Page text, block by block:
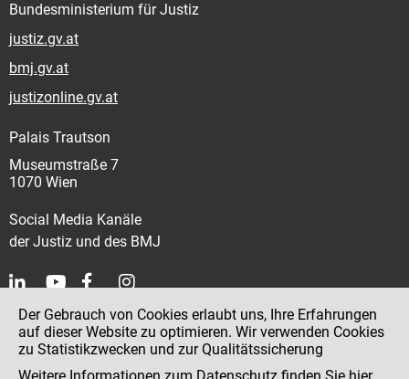
Bundesministerium für Justiz
justiz.gv.at
bmj.gv.at
justizonline.gv.at
Palais Trautson
Museumstraße 7
1070 Wien
Social Media Kanäle
der Justiz und des BMJ
Kontakt
Impressum
Der Gebrauch von Cookies erlaubt uns, Ihre Erfahrungen
auf dieser Website zu optimieren. Wir verwenden Cookies
zu Statistikzwecken und zur Qualitätssicherung